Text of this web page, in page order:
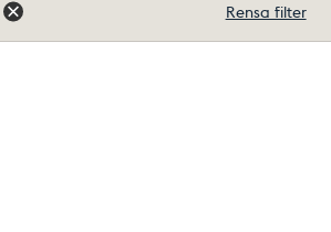
Rensa filter